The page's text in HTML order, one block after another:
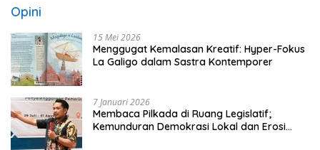
Opini
15 Mei 2026
Menggugat Kemalasan Kreatif: Hyper-Fokus
La Galigo dalam Sastra Kontemporer
7 Januari 2026
Membaca Pilkada di Ruang Legislatif;
Kemunduran Demokrasi Lokal dan Erosi